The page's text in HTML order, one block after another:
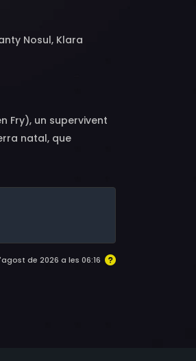
Nosul, Klara
Monika
Fry), un supervivent
natal, que
per trobar un sentit
en un
de 2026 a les 06:16